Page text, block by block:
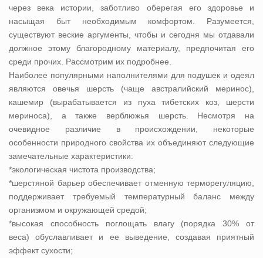
через века истории, заботливо оберегая его здоровье и
насыщая быт необходимым комфортом. Разумеется,
существуют веские аргументы, чтобы и сегодня мы отдавали
должное этому благородному материалу, предпочитая его
среди прочих. Рассмотрим их подробнее.
Наиболее популярными наполнителями для подушек и одеял
являются овечья шерсть (чаще австралийский меринос),
кашемир (вырабатывается из пуха тибетских коз, шерсти
мериноса), а также верблюжья шерсть. Несмотря на
очевидное различие в происхождении, некоторые
особенности природного свойства их объединяют следующие
замечательные характеристики:
*экологическая чистота производства;
*шерстяной барьер обеспечивает отменную терморегуляцию,
поддерживает требуемый температурный баланс между
организмом и окружающей средой;
*высокая способность поглощать влагу (порядка 30% от
веса) обуславливает и ее выведение, создавая приятный
эффект сухости;